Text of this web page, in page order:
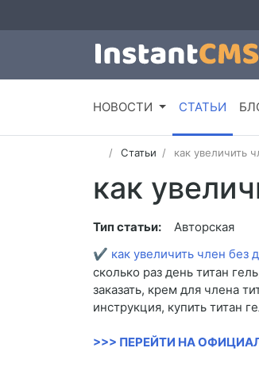
НОВОСТИ СТАТЬИ
Статьи как увеличить
как
Тип статьи:
Авторская
✔ как увеличить член без
сколько раз день титан
заказать, крем для члена
инструкция, купить титан
>>> ПЕРЕЙТИ НА